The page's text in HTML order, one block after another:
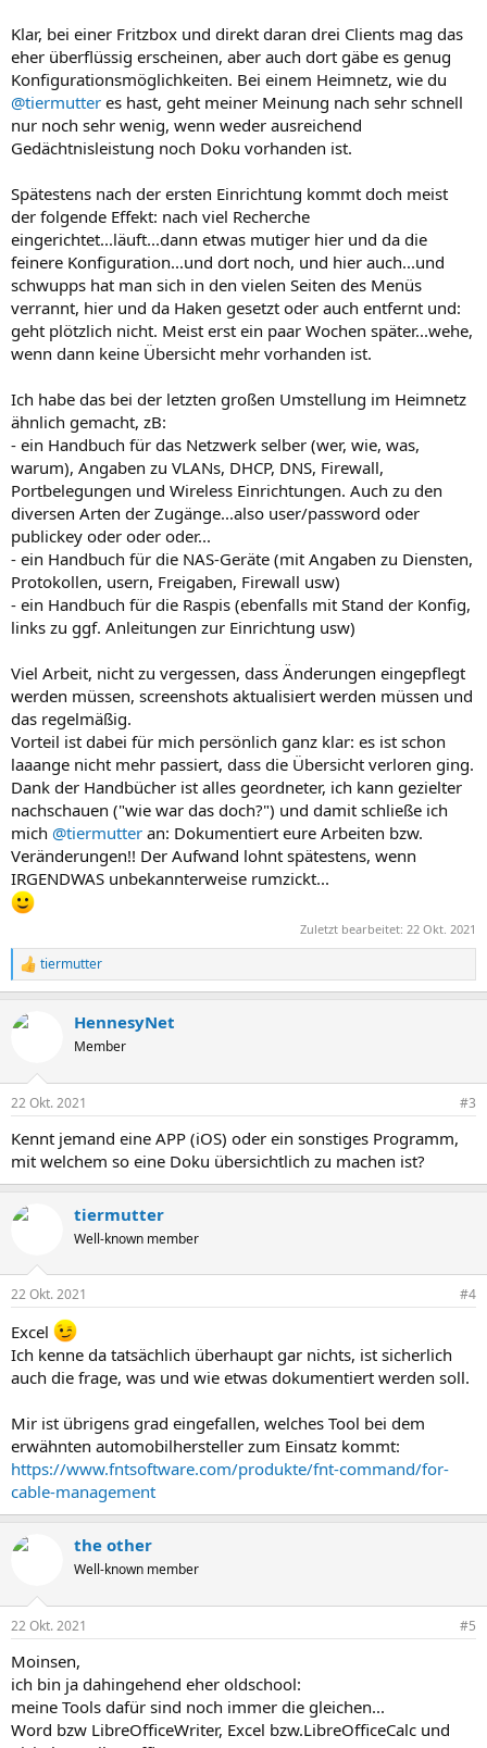
Klar, bei einer Fritzbox und direkt daran drei Clients mag das
eher überflüssig erscheinen, aber auch dort gäbe es genug
Konfigurationsmöglichkeiten. Bei einem Heimnetz, wie du
@tiermutter es hast, geht meiner Meinung nach sehr schnell
nur noch sehr wenig, wenn weder ausreichend
Gedächtnisleistung noch Doku vorhanden ist.
Spätestens nach der ersten Einrichtung kommt doch meist
der folgende Effekt: nach viel Recherche
eingerichtet...läuft...dann etwas mutiger hier und da die
feinere Konfiguration...und dort noch, und hier auch...und
schwupps hat man sich in den vielen Seiten des Menüs
verrannt, hier und da Haken gesetzt oder auch entfernt und:
geht plötzlich nicht. Meist erst ein paar Wochen später...wehe,
wenn dann keine Übersicht mehr vorhanden ist.
Ich habe das bei der letzten großen Umstellung im Heimnetz
ähnlich gemacht, zB:
- ein Handbuch für das Netzwerk selber (wer, wie, was,
warum), Angaben zu VLANs, DHCP, DNS, Firewall,
Portbelegungen und Wireless Einrichtungen. Auch zu den
diversen Arten der Zugänge...also user/password oder
publickey oder oder oder...
- ein Handbuch für die NAS-Geräte (mit Angaben zu Diensten,
Protokollen, usern, Freigaben, Firewall usw)
- ein Handbuch für die Raspis (ebenfalls mit Stand der Konfig,
links zu ggf. Anleitungen zur Einrichtung usw)
Viel Arbeit, nicht zu vergessen, dass Änderungen eingepflegt
werden müssen, screenshots aktualisiert werden müssen und
das regelmäßig.
Vorteil ist dabei für mich persönlich ganz klar: es ist schon
laaange nicht mehr passiert, dass die Übersicht verloren ging.
Dank der Handbücher ist alles geordneter, ich kann gezielter
nachschauen ("wie war das doch?") und damit schließe ich
mich @tiermutter an: Dokumentiert eure Arbeiten bzw.
Veränderungen!! Der Aufwand lohnt spätestens, wenn
IRGENDWAS unbekannterweise rumzickt...
Zuletzt bearbeitet: 22 Okt. 2021
R
e
k
e
:
tiermutter
HennesyNet
Member
22 Okt. 2021 #3
Kennt jemand eine APP (iOS) oder ein sonstiges Programm,
mit welchem so eine Doku übersichtlich zu machen ist?
tiermutter
Well-known member
22 Okt. 2021 #4
Excel
Ich kenne da tatsächlich überhaupt gar nichts, ist sicherlich
auch die frage, was und wie etwas dokumentiert werden soll.
Mir ist übrigens grad eingefallen, welches Tool bei dem
erwähnten automobilhersteller zum Einsatz kommt:
https://www.fntsoftware.com/produkte/fnt-command/for-
cable-management
the other
Well-known member
22 Okt. 2021 #5
Moinsen,
ich bin ja dahingehend eher oldschool:
meine Tools dafür sind noch immer die gleichen...
Word bzw LibreOfficeWriter, Excel bzw.LibreOfficeCalc und